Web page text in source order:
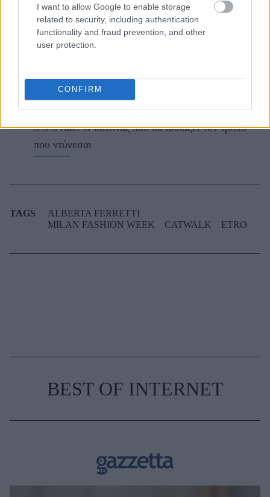
I want to allow Google to enable storage
related to security, including authentication
functionality and fraud prevention, and other
user protection.
CONFIRM
Οι μαμάκηδες του ζωδιακού: Αυτά τα ζώδια είναι
συνήθως κολλημένα στη μαμά τους
Τα 6 σημεία του σπιτιού που δεν χρειάζεται να
καθαρίζεις κάθε εβδομάδα
3-3-3 rule: Ο κανόνας που θα αλλάξει τον τρόπο
που ντύνεσαι
TAGS
ALBERTA FERRETTI
MILAN FASHION WEEK
CATWALK ETRO
BEST OF INTERNET